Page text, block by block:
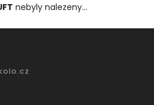
nebyly nalezeny...